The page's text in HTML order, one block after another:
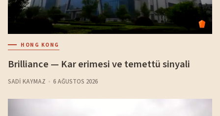
HONG KONG
Brilliance — Kar erimesi ve temettü sinyali
SADI KAYMAZ 6 AĞUSTOS 2026